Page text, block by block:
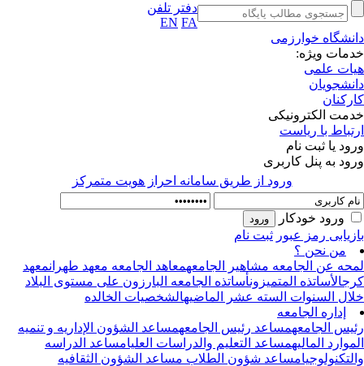
دفتر تلفن
EN FA
خوارزمی
ویژه:
علمی
الکترونیکی
با ریاست
یا ثبت نام
به پنل کاربری
ورود از طريق سامانه احراز هويت متمركز
ورود خودکار
رمز عبور ثبت نام
من نحن ؟
عن الجامعهمشاهیر الجامعهمعاهد الجامعهمعهد طهران معهد
الأساتذه المتمیزونأساتذه الجامعه البارزون علی مستوی البلاد
السنوات السته عشر الماضیهالشخصیات الخالده
إداره الجامعه
الجامعهمساعد رئیس الجامعهمساعد الشؤون الإداریه و تنمیه
المالیهمساعد التعلیم والدراسات العلیامساعد الدراسه
مساعد شؤون الطلابمساعد الشؤون الثقافیه